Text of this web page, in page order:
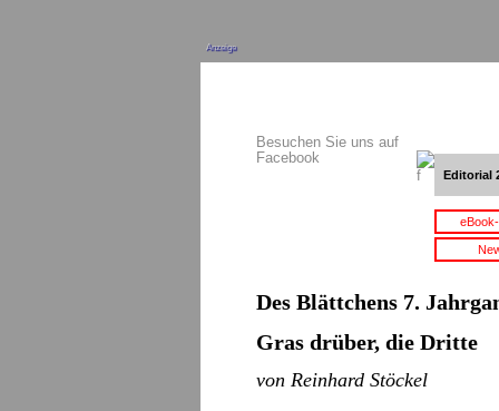
Anzeige
Besuchen Sie uns auf
Facebook
Editorial
Des Blättchens 7.
Gras drüber, die Dritte
von Reinhard Stöckel